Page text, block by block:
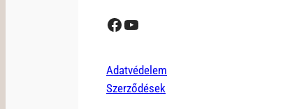
Facebook YouTube
Adatvédelem
Szerződések